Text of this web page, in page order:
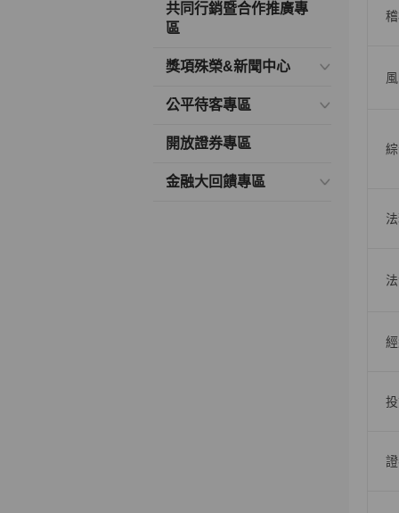
共同行銷暨合作推廣專
區
獎項殊榮&新聞中心
公平待客專區
開放證券專區
金融大回饋專區